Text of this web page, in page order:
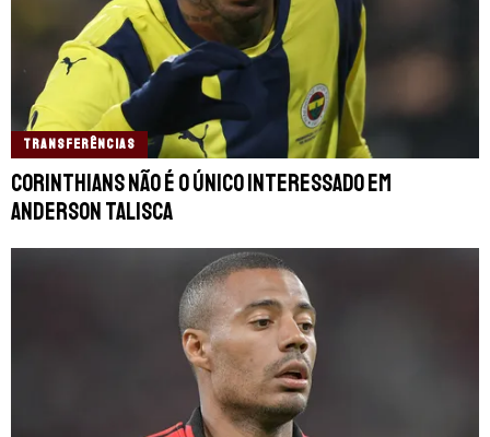
TRANSFERÊNCIAS
Corinthians não é o único interessado em
Anderson Talisca